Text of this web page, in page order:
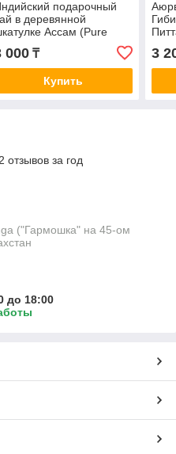
подарочный
в деревянной
Ассам (Pure
000₸
Купить
150
3
отзывов за год
("Гармошка" на 45-ом
до 18:00